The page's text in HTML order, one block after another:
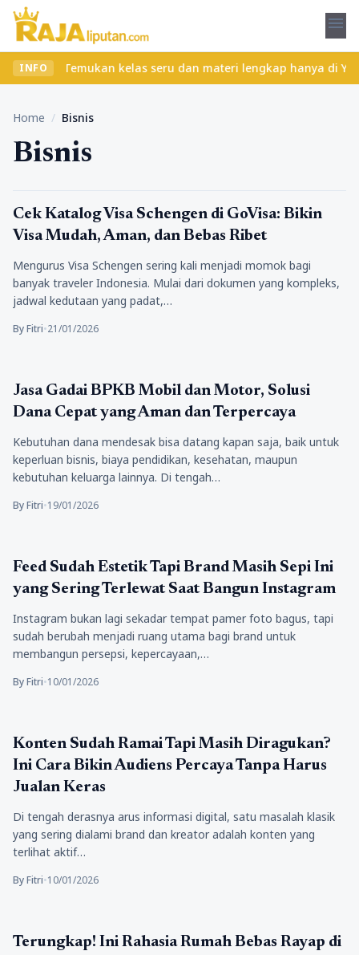
menu
INFOTemukan kelas seru dan materi lengkap hanya di
Home / Bisnis
Bisnis
Berita
Cek Katalog Visa Schengen di GoVisa: Bikin
Visa Mudah, Aman, dan Bebas Ribet
Mengurus Visa Schengen sering kali menjadi momok bagi
banyak traveler Indonesia. Mulai dari dokumen yang kompleks,
jadwal kedutaan yang padat,…
By Fitri•21/01/2026
Berita
Jasa Gadai BPKB Mobil dan Motor, Solusi
Dana Cepat yang Aman dan Terpercaya
Kebutuhan dana mendesak bisa datang kapan saja, baik untuk
keperluan bisnis, biaya pendidikan, kesehatan, maupun
kebutuhan keluarga lainnya. Di tengah…
By Fitri•19/01/2026
Bisnis
Feed Sudah Estetik Tapi Brand Masih Sepi Ini
yang Sering Terlewat Saat Bangun Instagram
Instagram bukan lagi sekadar tempat pamer foto bagus, tapi
sudah berubah menjadi ruang utama bagi brand untuk
membangun persepsi, kepercayaan,…
By Fitri•10/01/2026
Bisnis
Konten Sudah Ramai Tapi Masih Diragukan?
Ini Cara Bikin Audiens Percaya Tanpa Harus
Jualan Keras
Di tengah derasnya arus informasi digital, satu masalah klasik
yang sering dialami brand dan kreator adalah konten yang
terlihat aktif…
By Fitri•10/01/2026
Berita
Terungkap! Ini Rahasia Rumah Bebas Rayap di